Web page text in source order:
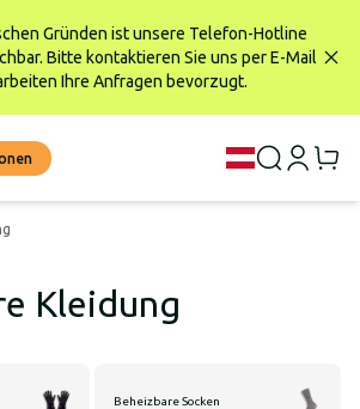
Gründen ist unsere Telefon-Hotline
Bitte kontaktieren Sie uns per E-Mail
Ihre Anfragen bevorzugt.
Kleidung
Beheizbare Socken